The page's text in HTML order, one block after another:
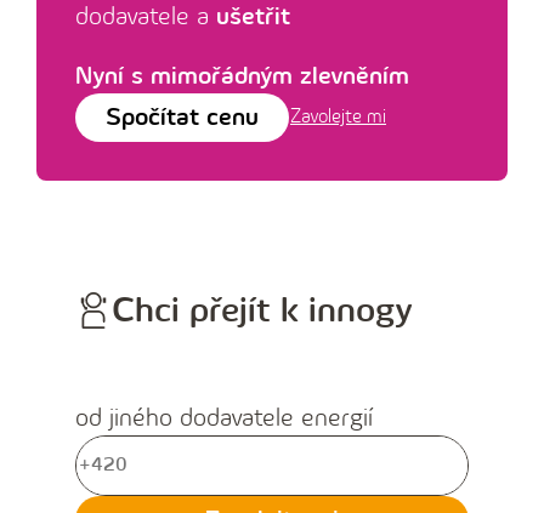
dodavatele a ušetřit
Nyní s mimořádným zlevněním
Spočítat cenu
Zavolejte mi
Chci přejít k innogy
od jiného dodavatele energií
V